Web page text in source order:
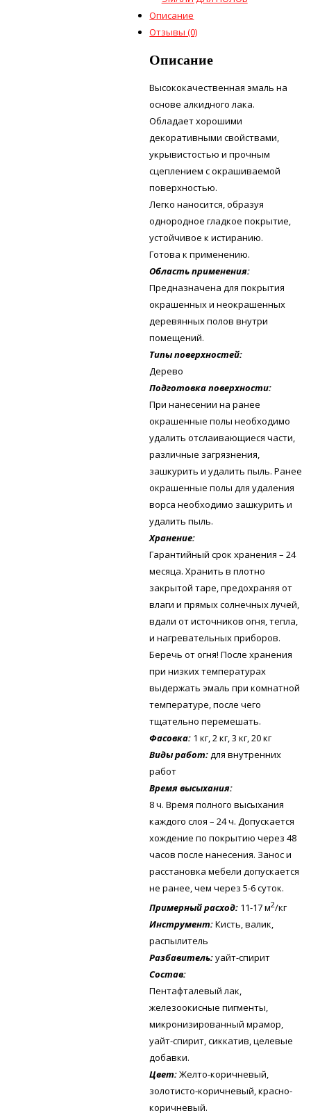
Описание
Отзывы (0)
Описание
Высококачественная эмаль на
основе алкидного лака.
Обладает хорошими
декоративными свойствами,
укрывистостью и прочным
сцеплением с окрашиваемой
поверхностью.
Легко наносится, образуя
однородное гладкое покрытие,
устойчивое к истиранию.
Готова к применению.
Область применения:
Предназначена для покрытия
окрашенных и неокрашенных
деревянных полов внутри
помещений.
Типы поверхностей:
Дерево
Подготовка поверхности:
При нанесении на ранее
окрашенные полы необходимо
удалить отслаивающиеся части,
различные загрязнения,
зашкурить и удалить пыль. Ранее
окрашенные полы для удаления
ворса необходимо зашкурить и
удалить пыль.
Хранение:
Гарантийный срок хранения – 24
месяца. Хранить в плотно
закрытой таре, предохраняя от
влаги и прямых солнечных лучей,
вдали от источников огня, тепла,
и нагревательных приборов.
Беречь от огня! После хранения
при низких температурах
выдержать эмаль при комнатной
температуре, после чего
тщательно перемешать.
Фасовка: 1 кг, 2 кг, 3 кг, 20 кг
Виды работ:для внутренних
работ
Время высыхания:
8 ч. Время полного высыхания
каждого слоя – 24 ч. Допускается
хождение по покрытию через 48
часов после нанесения. Занос и
расстановка мебели допускается
не ранее, чем через 5-6 суток.
Примерный расход: 11-17 м2/кг
Инструмент:Кисть, валик,
распылитель
Разбавитель:уайт-спирит
Состав:
Пентафталевый лак,
железоокисные пигменты,
микронизированный мрамор,
уайт-спирит, сиккатив, целевые
добавки.
Цвет:Желто-коричневый,
золотисто-коричневый, красно-
коричневый.